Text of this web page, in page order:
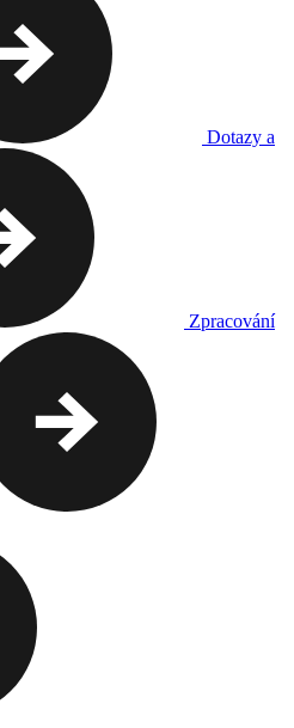
Dotazy a
Zpracování